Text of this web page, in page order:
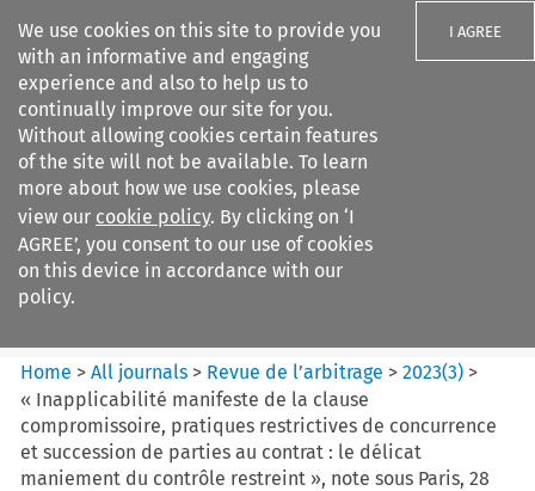
We use cookies on this site to provide you
with an informative and engaging
experience and also to help us to
continually improve our site for you.
Without allowing cookies certain features
of the site will not be available. To learn
more about how we use cookies, please
view our cookie policy. By clicking on ‘I
AGREE’, you consent to our use of cookies
on this device in accordance with our
policy.
I AGREE
Search filters
Revue de
l%E2%80%99arbitrage
Home >All journals > Revue de l’arbitrage >2023(3) >
« Inapplicabilité manifeste de la clause
compromissoire, pratiques restrictives de concurrence
et succession de parties au contrat : le délicat
maniement du contrôle restreint », note sous Paris, 28